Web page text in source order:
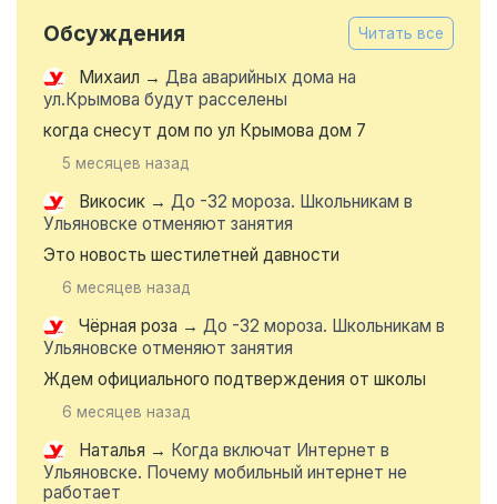
Обсуждения Читать все
Михаил → Два аварийных дома на
ул.Крымова будут расселены
когда снесут дом по ул Крымова дом 7
5 месяцев назад
Викосик → До -32 мороза. Школьникам в
Ульяновске отменяют занятия
Это новость шестилетней давности
6 месяцев назад
Чёрная роза → До -32 мороза. Школьникам в
Ульяновске отменяют занятия
Ждем официального подтверждения от школы
6 месяцев назад
Наталья → Когда включат Интернет в
Ульяновске. Почему мобильный интернет не
работает